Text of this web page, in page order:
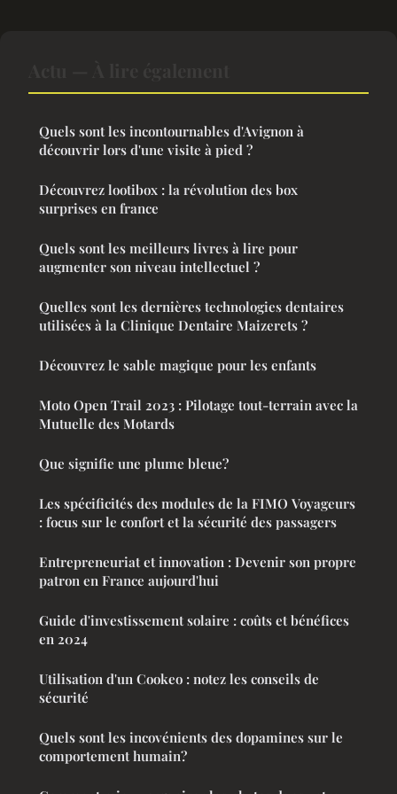
Quels sont les incontournables d'Avignon à
découvrir lors d'une visite à pied ?
Découvrez lootibox : la révolution des box
surprises en france
Quels sont les meilleurs livres à lire pour
augmenter son niveau intellectuel ?
Quelles sont les dernières technologies dentaires
utilisées à la Clinique Dentaire Maizerets ?
Découvrez le sable magique pour les enfants
Moto Open Trail 2023 : Pilotage tout-terrain avec la
Mutuelle des Motards
Que signifie une plume bleue?
Les spécificités des modules de la FIMO Voyageurs
: focus sur le confort et la sécurité des passagers
Entrepreneuriat et innovation : Devenir son propre
patron en France aujourd'hui
Guide d'investissement solaire : coûts et bénéfices
en 2024
Utilisation d'un Cookeo : notez les conseils de
sécurité
Quels sont les incovénients des dopamines sur le
comportement humain?